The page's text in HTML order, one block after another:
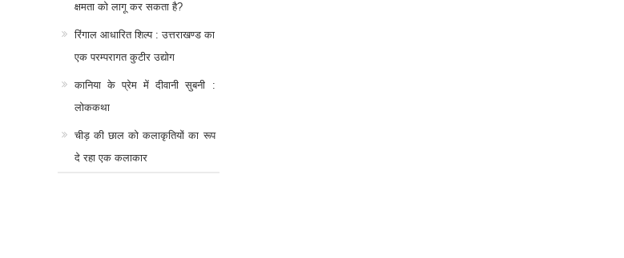
क्षमता को लागू कर सकता है?
रिंगाल आधारित शिल्प : उत्तराखण्ड का
एक परम्परागत कुटीर उद्योग
कानिया के प्रेम में दीवानी सुबनी :
लोककथा
चीड़ की छाल को कलाकृतियों का रूप
दे रहा एक कलाकार